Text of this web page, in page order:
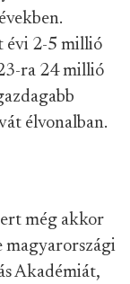
évi 2-5 millió
ra 24 millió
élvonalban.
még akkor
magyarországi
Akadémiát,